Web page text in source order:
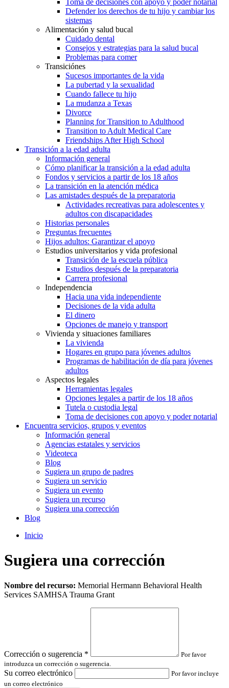
Defender los derechos de tu hijo y cambiar los
sistemas
Alimentación y salud bucal
Cuidado dental
Consejos y estrategias para la salud bucal
Problemas para comer
Transiciónes
Sucesos importantes de la vida
La pubertad y la sexualidad
Cuando fallece tu hijo
La mudanza a Texas
Divorce
Planning for Transition to Adulthood
Transition to Adult Medical Care
Friendships After High School
Transición a la edad adulta
Información general
Cómo planificar la transición a la edad adulta
Fondos y servicios a partir de los 18 años
La transición en la atención médica
Las amistades después de la preparatoria
Actividades recreativas para adolescentes y
adultos con discapacidades
Historias personales
Preguntas frecuentes
Hijos adultos: Garantizar el apoyo
Estudios universitarios y vida profesional
Transición de la escuela pública
Estudios después de la preparatoria
Carrera profesional
Independencia
Hacia una vida independiente
Decisiones de la vida adulta
El dinero
Opciones de manejo y transport
Vivienda y situaciones familiares
La vivienda
Hogares en grupo para jóvenes adultos
Programas de habilitación de día para jóvenes
adultos
Aspectos legales
Herramientas legales
Opciones legales a partir de los 18 años
Tutela o custodia legal
Toma de decisiones con apoyo y poder notarial
Encuentra servicios, grupos y eventos
Información general
Agencias estatales y servicios
Videoteca
Blog
Sugiera un grupo de padres
Sugiera un servicio
Sugiera un evento
Sugiera un recurso
Sugiera una corrección
Blog
Inicio
Sugiera una corrección
Leave
this
Nombre del recurso: Memorial Hermann Behavioral Health
Services SAMHSA Trauma Grant
Corrección o sugerencia *
Por favor
introduzca un corrección o sugerencia.
Su correo electrónico
Por favor incluye
un correo electrónico